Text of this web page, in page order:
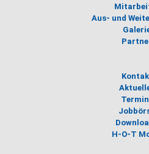
Aus- und
H-O-T